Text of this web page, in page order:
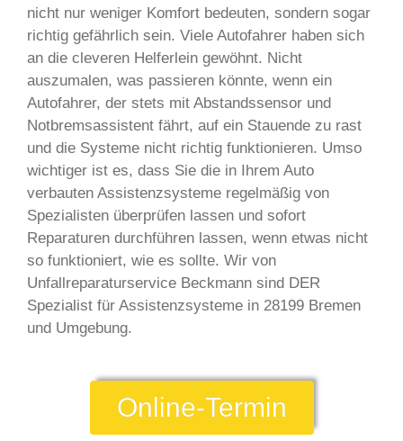
nicht nur weniger Komfort bedeuten, sondern sogar
richtig gefährlich sein. Viele Autofahrer haben sich
an die cleveren Helferlein gewöhnt. Nicht
auszumalen, was passieren könnte, wenn ein
Autofahrer, der stets mit Abstandssensor und
Notbremsassistent fährt, auf ein Stauende zu rast
und die Systeme nicht richtig funktionieren. Umso
wichtiger ist es, dass Sie die in Ihrem Auto
verbauten Assistenzsysteme regelmäßig von
Spezialisten überprüfen lassen und sofort
Reparaturen durchführen lassen, wenn etwas nicht
so funktioniert, wie es sollte. Wir von
Unfallreparaturservice Beckmann sind DER
Spezialist für Assistenzsysteme in 28199 Bremen
und Umgebung.
Online-Termin